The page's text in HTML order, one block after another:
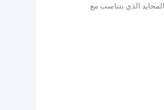
الذي يتناسب مع